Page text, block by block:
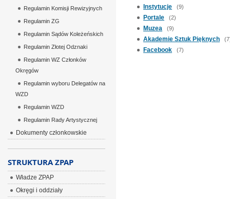
Instytucje (9)
Portale (2)
Muzea (9)
Akademie Sztuk Pięknych
Facebook (7)
Regulamin Komisji Rewizyjnych
Regulamin ZG
Regulamin Sądów Koleżeńskich
Regulamin Złotej Odznaki
Regulamin WZ Członków
Okręgów
Regulamin wyboru Delegatów na
WZD
Regulamin WZD
Regulamin Rady Artystycznej
Dokumenty członkowskie
STRUKTURA ZPAP
Władze ZPAP
Okręgi i oddziały